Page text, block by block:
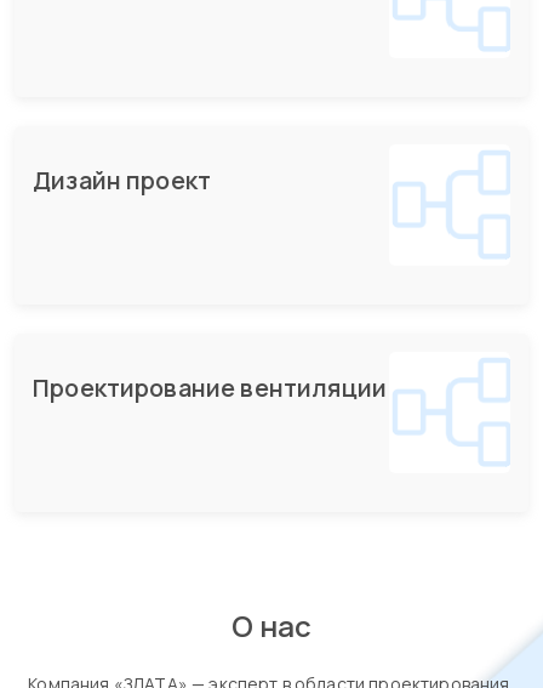
Дизайн проект
Проектирование вентиляции
О нас